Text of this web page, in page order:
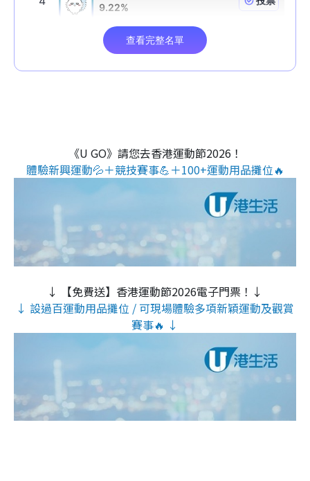
《U GO》請您去香港運動節2026！
體驗新興運動💦＋競技賽事💪＋100+運動用品攤位🔥
↓ 【免費送】香港運動節2026電子門票！↓
↓ 設過百運動用品攤位 / 可現場體驗多項新穎運動及觀賞
賽事🔥 ↓